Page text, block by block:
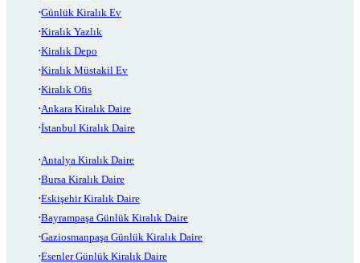
Günlük Kiralık Ev
Kiralık Yazlık
Kiralık Depo
Kiralık Müstakil Ev
Kiralık Ofis
Ankara Kiralık Daire
İstanbul Kiralık Daire
Antalya Kiralık Daire
Bursa Kiralık Daire
Eskişehir Kiralık Daire
Bayrampaşa Günlük Kiralık Daire
Gaziosmanpaşa Günlük Kiralık Daire
Esenler Günlük Kiralık Daire